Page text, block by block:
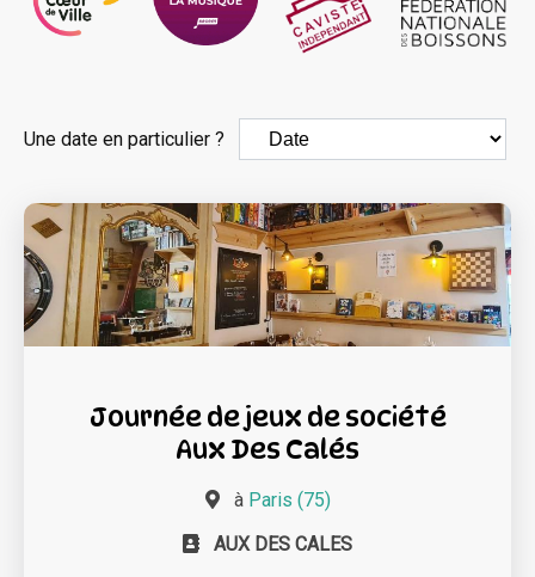
Une date en particulier ?
Journée de jeux de société
Aux Des Calés
à Paris (75)
AUX DES CALES